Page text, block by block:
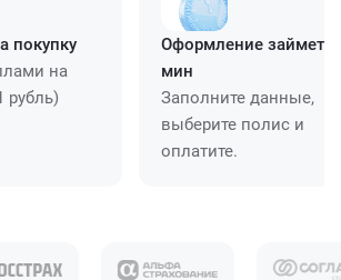
покупку
на
рубль)
Оформление займет
мин
Заполните данные,
выберите полис и
оплатите.